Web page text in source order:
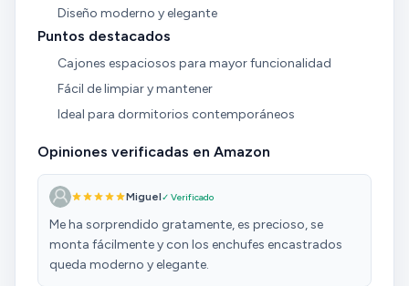
Diseño moderno y elegante
Puntos destacados
Cajones espaciosos para mayor funcionalidad
Fácil de limpiar y mantener
Ideal para dormitorios contemporáneos
Opiniones verificadas en Amazon
Miguel✓ Verificado
Me ha sorprendido gratamente, es precioso, se
monta fácilmente y con los enchufes encastrados
queda moderno y elegante.